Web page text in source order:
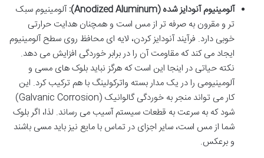
آلومینیوم آنودایز شده (Anodized Aluminum):
آلومینیوم سبک
تر و مقرون به صرفه تر از مس است و همچنان هدایت حرارتی
خوبی دارد. فرآیند آنودایز کردن، لایه ای محافظ روی سطح آلومینیوم
ایجاد می کند که مقاومت آن را در برابر خوردگی افزایش می دهد.
نکته حیاتی در اینجا این است که هرگز نباید بلوک های مسی و
آلومینیومی را در یک مدار بسته واترکولینگ با هم ترکیب کرد. این
کار می تواند منجر به خوردگی گالوانیک (Galvanic Corrosion)
شود که به سرعت به قطعات سیستم آسیب می رساند. لذا، اگر بلوک
شما از مس است، سایر اجزای در تماس با مایع نیز باید مسی باشند
و برعکس.